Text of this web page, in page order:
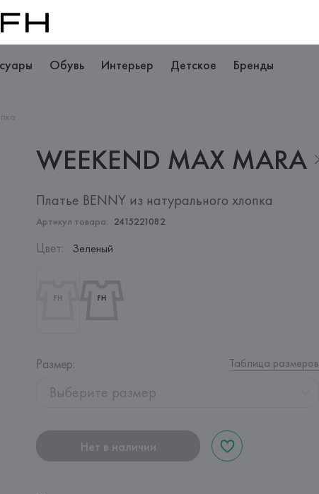
Обувь Интерьер Детское Бренды
WEEKEND MAX MARA
Платье BENNY из натурального хлопка
Артикул товара: 2415221082
Цвет: Зеленый
Размер: Таблица размеров
Выберите размер
Нет в наличии